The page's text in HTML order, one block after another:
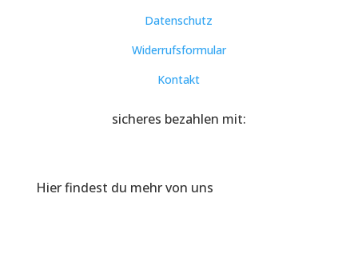
Datenschutz
Widerrufsformular
Kontakt
sicheres bezahlen mit:
Hier findest du mehr von uns